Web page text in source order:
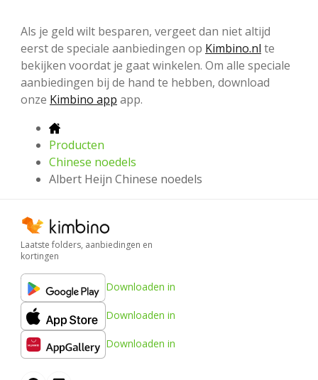
Als je geld wilt besparen, vergeet dan niet altijd
eerst de speciale aanbiedingen op Kimbino.nl te
bekijken voordat je gaat winkelen. Om alle speciale
aanbiedingen bij de hand te hebben, download
onze Kimbino app app.
Producten
Chinese noedels
Albert Heijn Chinese noedels
Laatste folders, aanbiedingen en
kortingen
Downloaden in
Downloaden in
Downloaden in